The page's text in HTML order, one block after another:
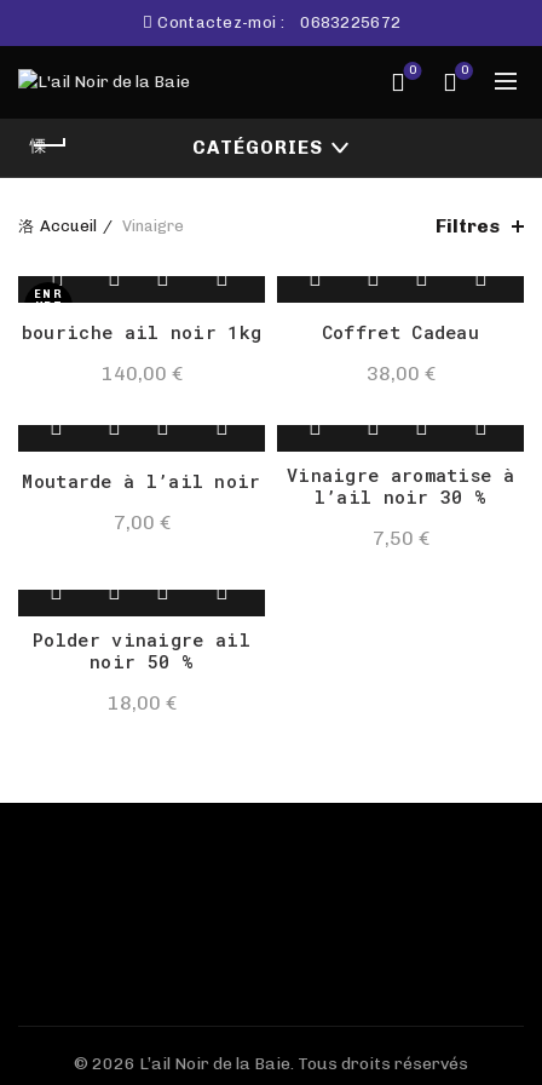
Contactez-moi : 0683225672
0 0
CATÉGORIES
Accueil Vinaigre Filtres
EN R
UPT
DE S
TOC
bouriche ail noir 1kg
140,00 €
Coffret Cadeau
38,00 €
Moutarde à l’ail noir
7,00 €
Vinaigre aromatise à
l’ail noir 30 %
7,50 €
Polder vinaigre ail
noir 50 %
18,00 €
© 2026 L’ail Noir de la Baie. Tous droits réservés